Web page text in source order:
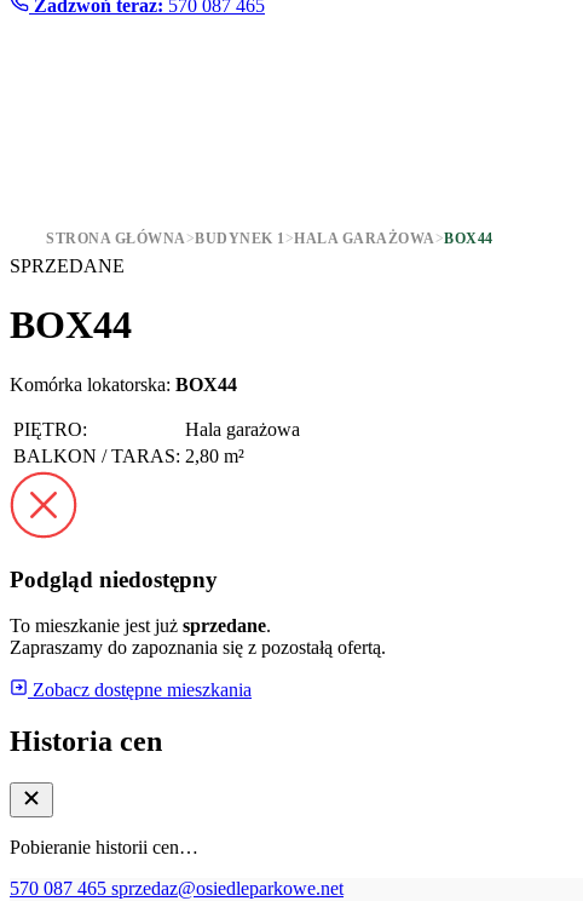
Zadzwoń teraz: 570 087 465
STRONA GŁÓWNA>BUDYNEK 1 >HALA GARAŻOWA>BOX44
SPRZEDANE
BOX44
Komórka lokatorska: BOX44
PIĘTRO:
Hala garażowa
BALKON / TARAS: 2,80 m²
Podgląd niedostępny
To mieszkanie jest już sprzedane.
Zapraszamy do zapoznania się z pozostałą ofertą.
Zobacz dostępne mieszkania
Historia cen
Pobieranie historii cen…
570 087 465 sprzedaz@osiedleparkowe.net